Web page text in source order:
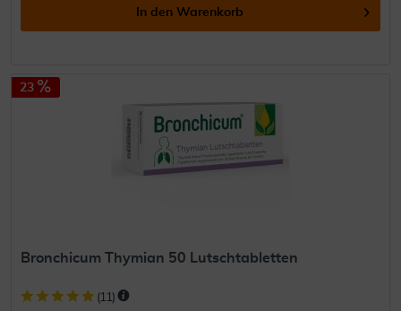
In den Warenkorb
23
Bronchicum Thymian 50 Lutschtabletten
(11 )